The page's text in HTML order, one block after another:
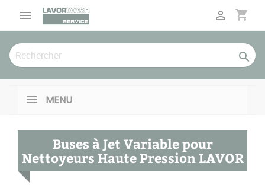
 shopping_cart


MENU
Buses à Jet Variable pour
Nettoyeurs Haute Pression LAVOR
Panneau de gestion des cookies